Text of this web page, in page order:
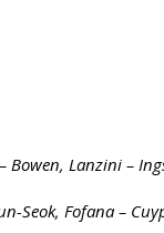
Bowen, Lanzini –
Seok, Fofana –